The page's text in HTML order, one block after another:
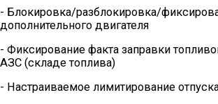
- Блокировка/разблокировка/
дополнительного двигателя
- Фиксирование факта заправки
АЗС (складе топлива)
- Настраиваемое лимитирование